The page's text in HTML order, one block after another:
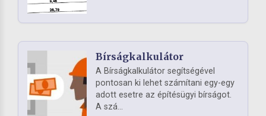
Bírságkalkulátor
A Bírságkalkulátor segítségével
pontosan ki lehet számítani egy-egy
adott esetre az építésügyi bírságot.
A szá...